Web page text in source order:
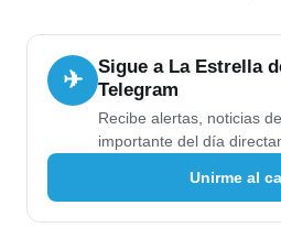
✈
Sigue a La Estrella
Telegram
Recibe alertas, noticias
importante del día
Unirme al